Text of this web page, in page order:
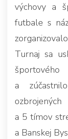
výchovy a
futbale s
Turnaj sa
športového
a
a 5 tímov
a Banskej